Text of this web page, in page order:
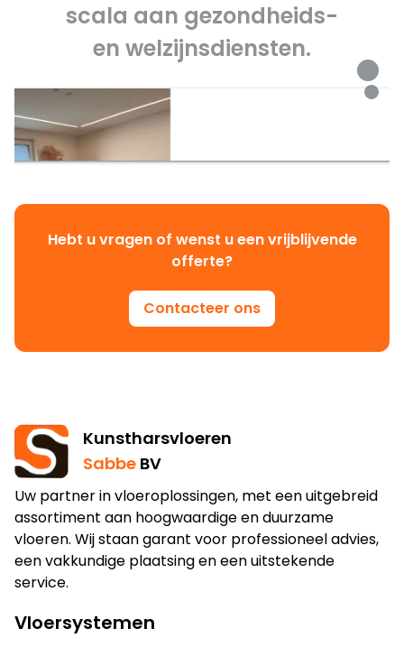
scala aan gezondheids-
en welzijnsdiensten.
Hebt u vragen of wenst u een vrijblijvende
offerte?
Contacteer ons
Kunstharsvloeren
Sabbe BV
Uw partner in vloeroplossingen, met een uitgebreid
assortiment aan hoogwaardige en duurzame
vloeren. Wij staan garant voor professioneel advies,
een vakkundige plaatsing en een uitstekende
service.
Vloersystemen